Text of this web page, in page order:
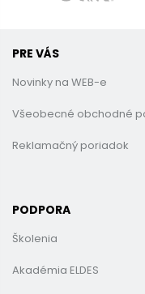
PRE VÁS
Novinky na WEB-e
Všeobecné obchodné
Reklamačný poriadok
PODPORA
Školenia
Akadémia ELDES